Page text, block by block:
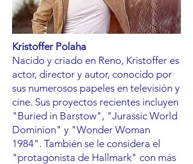
Kristoffer Polaha
Nacido y criado en Reno, Kristoffer es
actor, director y autor, conocido por
sus numerosos papeles en televisión y
cine. Sus proyectos recientes incluyen
"Buried in Barstow", "Jurassic World
Dominion" y "Wonder Woman
1984". También se le considera el
"protagonista de Hallmark" con más